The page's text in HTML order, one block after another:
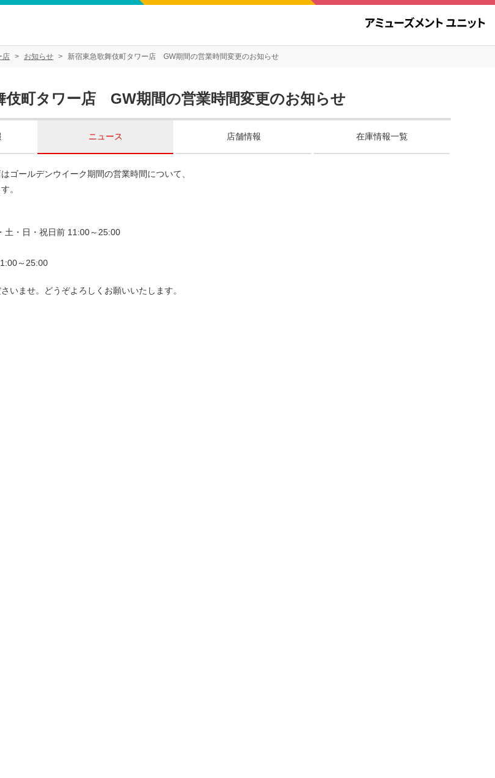
店 お知らせ 新宿東急歌舞伎町タワー店 GW期間の営業時間変更のお知らせ
伎町タワー店 GW期間の営業時間変更のお知らせ
ニュース 店舗情報 在庫情報一覧
ゴールデンウイーク期間の営業時間について、
。
土・日・祝日前 11:00～25:00
～25:00
いませ。どうぞよろしくお願いいたします。